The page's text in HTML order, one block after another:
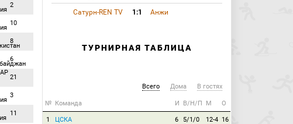
2
10
8
6
21
3
11
Сатурн-REN TV 1:1 Анжи
ТУРНИРНАЯ ТАБЛИЦА
Всего Дома В гостях
№ Команда И В/Н/П М О
1 ЦСКА 6 5/1/0 12-4 16